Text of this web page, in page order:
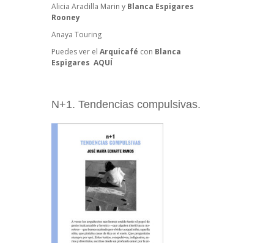
Alicia Aradilla Marin y Blanca Espigares
Rooney
Anaya Touring
Puedes ver el Arquicafé con Blanca
Espigares AQUÍ
N+1. Tendencias compulsivas.